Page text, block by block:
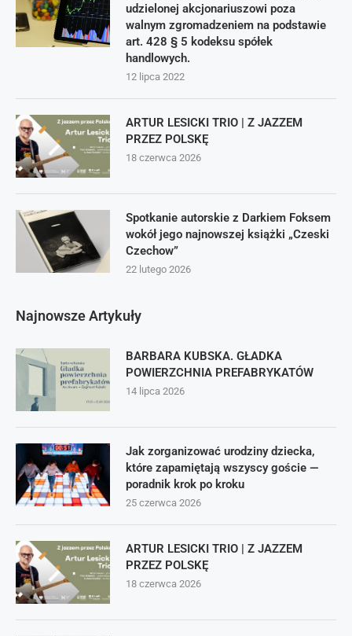
udzielonej akcjonariuszowi poza
walnym zgromadzeniem na podstawie
art. 428 § 5 kodeksu spółek
handlowych.
12 lipca 2022
ARTUR LESICKI TRIO | Z JAZZEM
PRZEZ POLSKĘ
18 czerwca 2026
Spotkanie autorskie z Darkiem Foksem
wokół jego najnowszej książki „Czeski
Czechow”
22 lutego 2026
Najnowsze Artykuły
BARBARA KUBSKA. GŁADKA
POWIERZCHNIA PREFABRYKATÓW
14 lipca 2026
Jak zorganizować urodziny dziecka,
które zapamiętają wszyscy goście —
poradnik krok po kroku
25 czerwca 2026
ARTUR LESICKI TRIO | Z JAZZEM
PRZEZ POLSKĘ
18 czerwca 2026